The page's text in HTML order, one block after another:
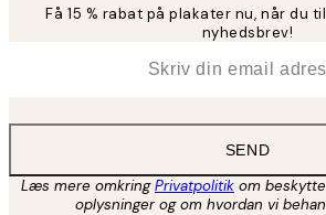
Få 15 % rabat på plakater nu, når du
nyhedsbrev!
SEND
Læs mere omkringPrivatpolitik om
oplysninger og om hvordan vi